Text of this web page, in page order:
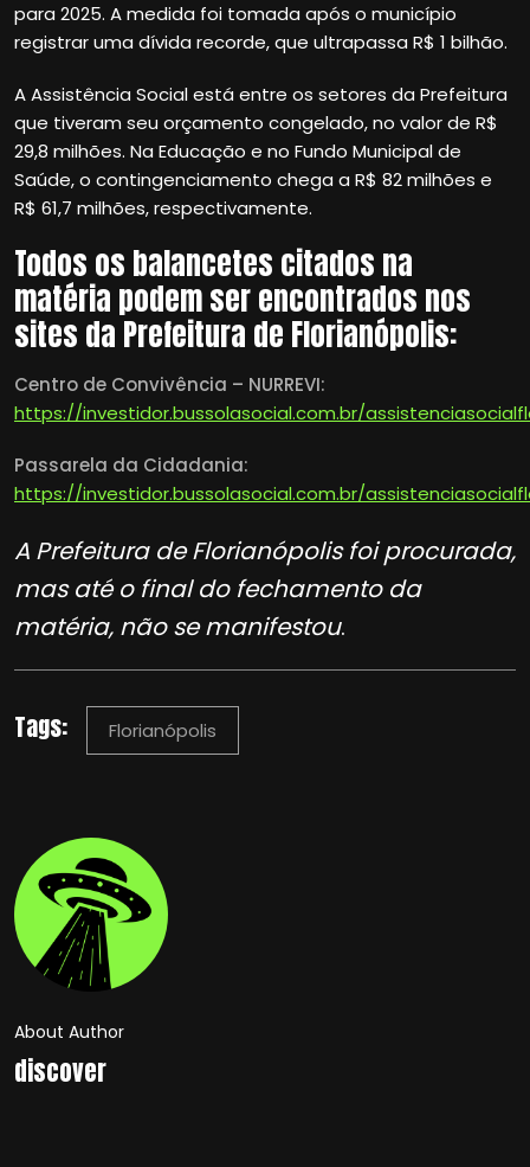
para 2025. A medida foi tomada após o município
registrar uma dívida recorde, que ultrapassa R$ 1 bilhão.
A Assistência Social está entre os setores da Prefeitura
que tiveram seu orçamento congelado, no valor de R$
29,8 milhões. Na Educação e no Fundo Municipal de
Saúde, o contingenciamento chega a R$ 82 milhões e
R$ 61,7 milhões, respectivamente.
Todos os balancetes citados na
matéria podem ser encontrados nos
sites da Prefeitura de Florianópolis:
Centro de Convivência – NURREVI:
https://investidor.bussolasocial.com.br/
Passarela da Cidadania:
https://investidor.bussolasocial.com.br/
A Prefeitura de Florianópolis foi procurada,
mas até o final do fechamento da
matéria, não se manifestou.
Tags: Florianópolis
About Author
discover